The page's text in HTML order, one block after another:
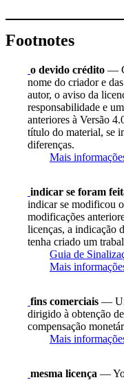
Footnotes
o devido crédito —
nome do criador e
autor, o aviso da
responsabilidade e
anteriores à Versão
título do material, se
diferenças.
Mais
indicar se foram
indicar se modificou
modificações
licenças, a indicação
tenha criado um
Guia de
Mais
fins comerciais —
dirigido à obtenção
compensação
Mais
mesma licença —